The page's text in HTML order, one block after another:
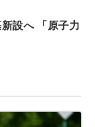
設へ 「原子力